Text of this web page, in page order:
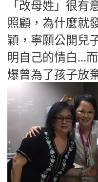
「改母姓」很有
照顧，為什麼就
穎，寧願公開兒
明自己的情白...
爆曾為了孩子放